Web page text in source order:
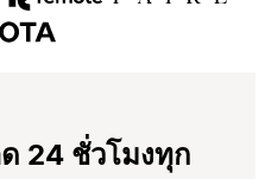
24 ชั่วโมงทุก